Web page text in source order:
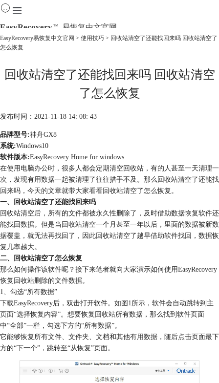
EasyRecovery TM 易恢复中文官网
下载
EasyRecovery易恢复中文官网 > 使用技巧 > 回收站清空了还能找回来吗 回收站清空了
怎么恢复
回收站清空了还能找回来吗 回收站清空
了怎么恢复
发布时间：2021-11-18 14: 08: 43
品牌型号:神舟GX8
系统:Windows10
软件版本:EasyRecovery Home for windows
在使用电脑办公时，很多人都会定期清空回收站，有的人甚至一天清理一
次，发现有用数据一起被清理了往往措手不及。那么回收站清空了还能找
回来吗，今天的文章就带大家看看回收站清空了怎么恢复。
一、回收站清空了还能找回来吗
回收站清空后，所有的文件都被永久性删除了，及时借助数据恢复软件还
能找回数据。但是当回收站清空一个月甚至一年以后，里面的数据被新数
据覆盖，就无法再找回了，因此回收站清空了越早借助软件找回，数据恢
复几率越大。
二、回收站清空了怎么恢复
那么如何操作该软件呢？接下来笔者就向大家演示如何使用EasyRecovery
恢复回收站删除的文件数据。
1、勾选“所有数据”
下载EasyRecovery后，双击打开软件。如图1所示，软件会自动跳转到主
页面“选择恢复内容”。想要恢复回收站所有数据，那么找到软件页面
中“全部”一栏，勾选下方的“所有数据”。
它能够恢复所有文件、文件夹、文档和其他有用数据，随后点击页面最下
方的“下一个”，跳转至“从恢复”页面。